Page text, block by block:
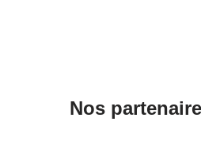
Nos